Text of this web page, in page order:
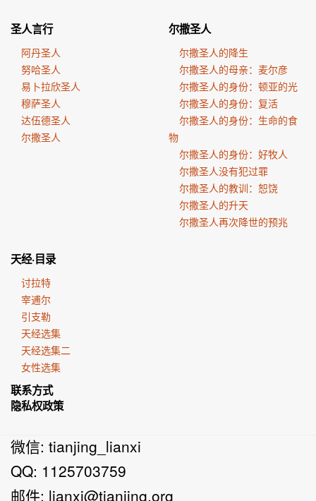
圣人言行
阿丹圣人
努哈圣人
易卜拉欣圣人
穆萨圣人
达伍德圣人
尔撒圣人
尔撒圣人
尔撒圣人的降生
尔撒圣人的母亲：麦尔彦
尔撒圣人的身份：顿亚的光
尔撒圣人的身份：复活
尔撒圣人的身份：生命的食
物
尔撒圣人的身份：好牧人
尔撒圣人没有犯过罪
尔撒圣人的教训：恕饶
尔撒圣人的升天
尔撒圣人再次降世的预兆
天经·目录
讨拉特
宰逋尔
引支勒
天经选集
天经选集二
女性选集
联系方式
隐私权政策
微信: tianjing_lianxi
QQ: 1125703759
邮件: lianxi@tianjing.org